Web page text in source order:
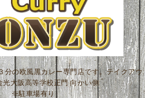
分の欧風黒カレー専門店です。テイクアウ
光大阪高等学校正門 向かい側
※駐車場有り